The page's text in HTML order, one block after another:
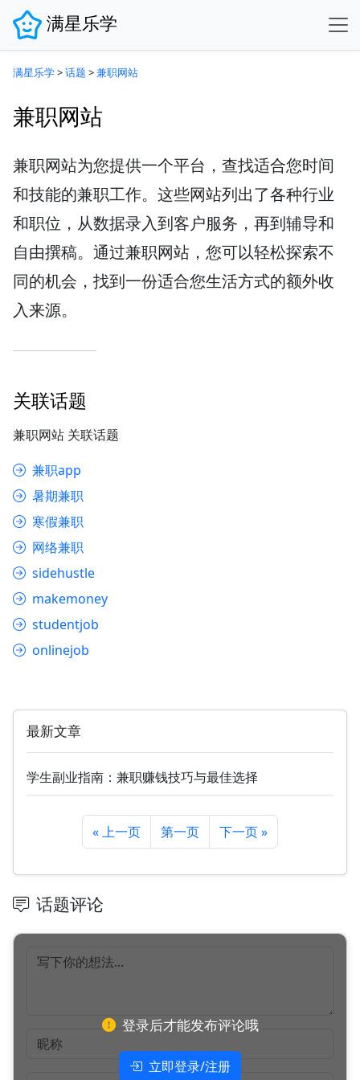
满星乐学
满星乐学>话题 >兼职网站
兼职网站
兼职网站为您提供一个平台，查找适合您时间
和技能的兼职工作。这些网站列出了各种行业
和职位，从数据录入到客户服务，再到辅导和
自由撰稿。通过兼职网站，您可以轻松探索不
同的机会，找到一份适合您生活方式的额外收
入来源。
关联话题
兼职网站 关联话题
兼职app
暑期兼职
寒假兼职
网络兼职
sidehustle
makemoney
studentjob
onlinejob
最新文章
学生副业指南：兼职赚钱技巧与最佳选择
« 上一页 第一页 下一页 »
话题评论
登录后才能发布评论哦
立即登录/注册